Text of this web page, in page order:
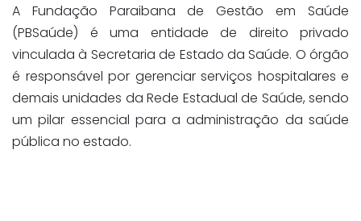
A Fundação Paraibana de Gestão em Saúde
(PBSaúde) é uma entidade de direito privado
vinculada à Secretaria de Estado da Saúde. O órgão
é responsável por gerenciar serviços hospitalares e
demais unidades da Rede Estadual de Saúde, sendo
um pilar essencial para a administração da saúde
pública no estado.